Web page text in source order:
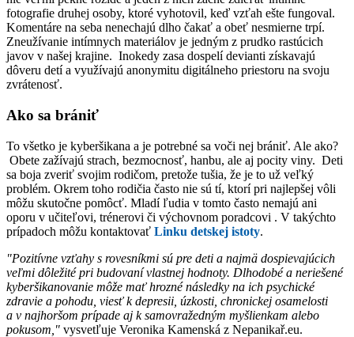
fotografie druhej osoby, ktoré vyhotovil, keď vzťah ešte fungoval.
Komentáre na seba nenechajú dlho čakať a obeť nesmierne trpí.
Zneužívanie intímnych materiálov je jedným z prudko rastúcich
javov v našej krajine. Inokedy zasa dospelí devianti získavajú
dôveru detí a využívajú anonymitu digitálneho priestoru na svoju
zvrátenosť.
Ako sa brániť
To všetko je kyberšikana a je potrebné sa voči nej brániť. Ale ako?
Obete zažívajú strach, bezmocnosť, hanbu, ale aj pocity viny. Deti
sa boja zveriť svojim rodičom, pretože tušia, že je to už veľký
problém. Okrem toho rodičia často nie sú tí, ktorí pri najlepšej vôli
môžu skutočne pomôcť. Mladí ľudia v tomto často nemajú ani
oporu v učiteľovi, trénerovi či výchovnom poradcovi . V takýchto
prípadoch môžu kontaktovať Linku detskej istoty.
"Pozitívne vzťahy s rovesníkmi sú pre deti a najmä dospievajúcich
veľmi dôležité pri budovaní vlastnej hodnoty. Dlhodobé a neriešené
kyberšikanovanie môže mať hrozné následky na ich psychické
zdravie a pohodu, viesť k depresii, úzkosti, chronickej osamelosti
a v najhoršom prípade aj k samovražedným myšlienkam alebo
pokusom," vysvetľuje Veronika Kamenská z Nepanikař.eu.